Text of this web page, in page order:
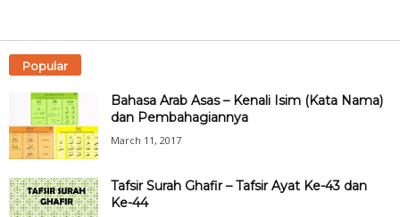
Popular
Bahasa Arab Asas – Kenali Isim (Kata Nama)
dan Pembahagiannya
March 11, 2017
Tafsir Surah Ghafir – Tafsir Ayat Ke-43 dan
Ke-44